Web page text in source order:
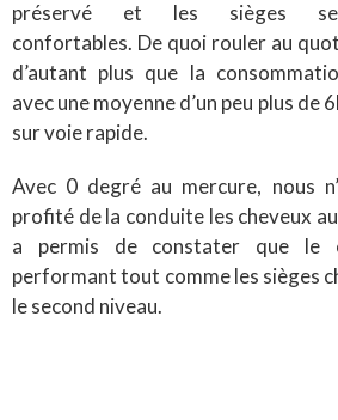
préservé et les sièges
confortables. De quoi rouler au
d’autant plus que la
avec une moyenne d’un peu plus
sur voie rapide.
Avec 0 degré au mercure, nous
profité de la conduite les cheveux
a permis de constater que le
performant tout comme les sièges
le second niveau.